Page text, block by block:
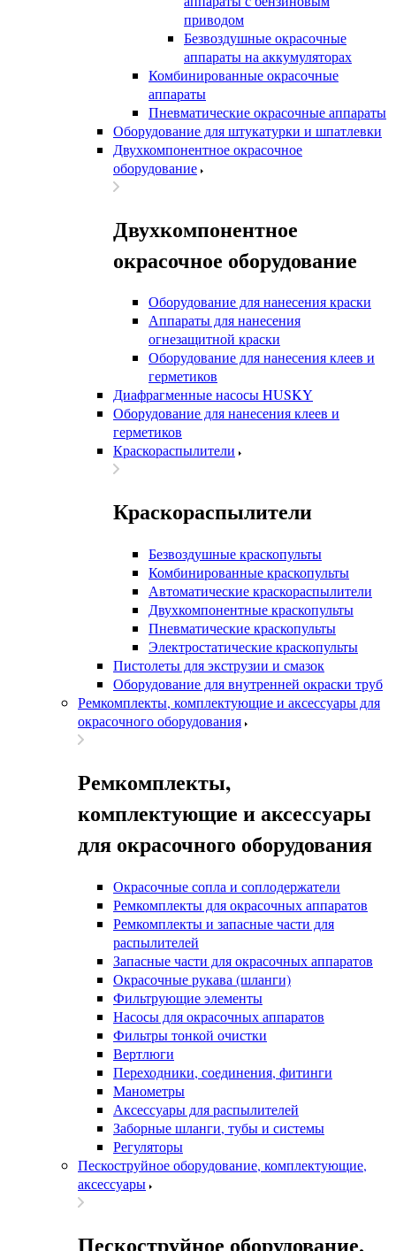
приводом
Безвоздушные окрасочные
аппараты на аккумуляторах
Комбинированные окрасочные
аппараты
Пневматические окрасочные аппараты
Оборудование для штукатурки и шпатлевки
Двухкомпонентное окрасочное
оборудование
Двухкомпонентное
окрасочное оборудование
Оборудование для нанесения краски
Аппараты для нанесения
огнезащитной краски
Оборудование для нанесения клеев и
герметиков
Диафрагменные насосы HUSKY
Оборудование для нанесения клеев и
герметиков
Краскораспылители
Краскораспылители
Безвоздушные краскопульты
Комбинированные краскопульты
Автоматические краскораспылители
Двухкомпонентные краскопульты
Пневматические краскопульты
Электростатические краскопульты
Пистолеты для экструзии и смазок
Оборудование для внутренней окраски труб
Ремкомплекты, комплектующие и аксессуары для
окрасочного оборудования
Ремкомплекты,
комплектующие и аксессуары
для окрасочного оборудования
Окрасочные сопла и соплодержатели
Ремкомплекты для окрасочных аппаратов
Ремкомплекты и запасные части для
распылителей
Запасные части для окрасочных аппаратов
Окрасочные рукава (шланги)
Фильтрующие элементы
Насосы для окрасочных аппаратов
Фильтры тонкой очистки
Вертлюги
Переходники, соединения, фитинги
Манометры
Аксессуары для распылителей
Заборные шланги, тубы и системы
Регуляторы
Пескоструйное оборудование, комплектующие,
аксессуары
Пескоструйное оборудование,